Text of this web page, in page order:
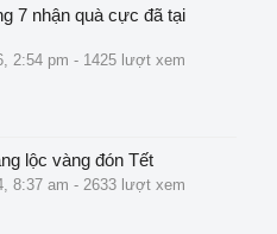
7 nhận quà cực đã tại
2:54 pm - 1425 lượt xem
lộc vàng đón Tết
8:37 am - 2633 lượt xem